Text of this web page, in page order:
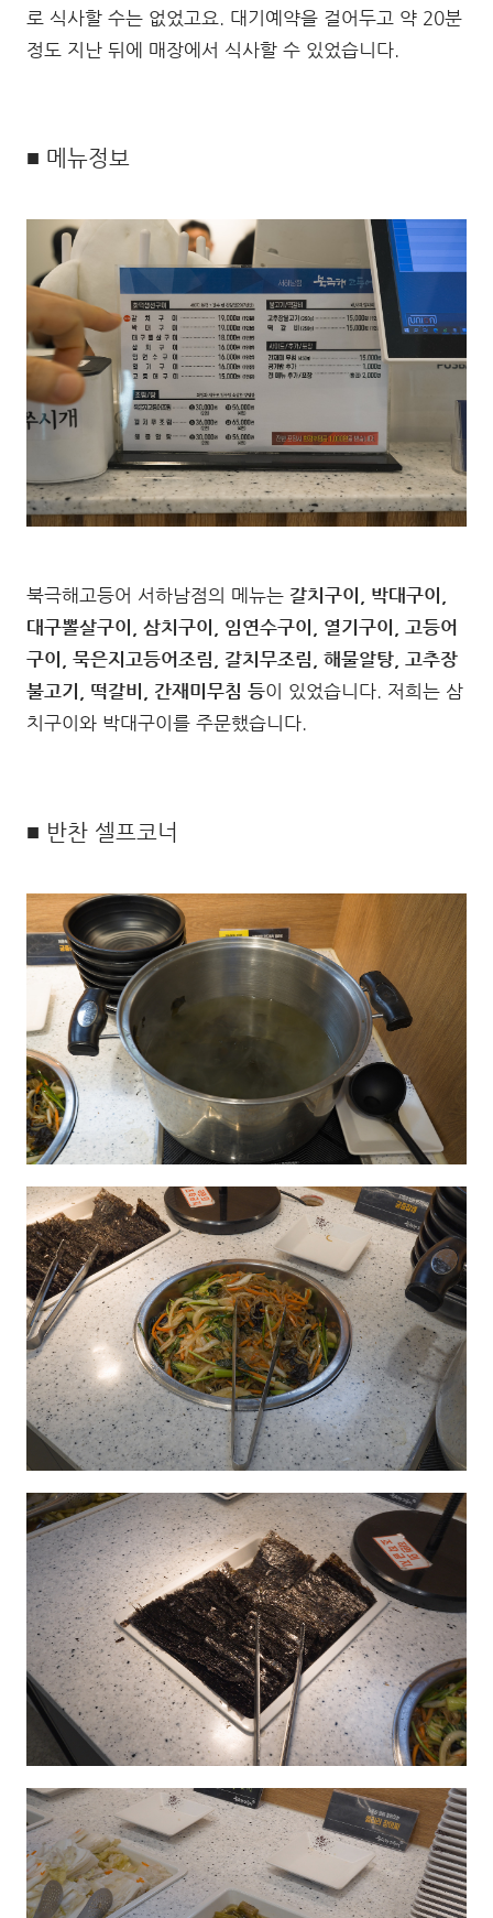
로 식사할 수는 없었고요. 대기예약을 걸어두고 약 20분
정도 지난 뒤에 매장에서 식사할 수 있었습니다.
■ 메뉴정보
북극해고등어 서하남점의 메뉴는 갈치구이, 박대구이,
대구뽈살구이, 삼치구이, 임연수구이, 열기구이, 고등어
구이, 묵은지고등어조림, 갈치무조림, 해물알탕, 고추장
불고기, 떡갈비, 간재미무침 등이 있었습니다. 저희는 삼
치구이와 박대구이를 주문했습니다.
■ 반찬 셀프코너